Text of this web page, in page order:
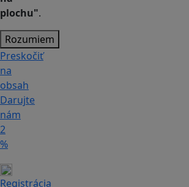
plochu".
Rozumiem
Preskočiť
na
obsah
Darujte
nám
2
%
Registrácia